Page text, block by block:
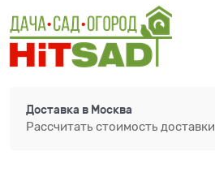
Доставка в Москва
Рассчитать стоимость доставки